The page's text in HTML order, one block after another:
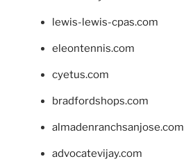
lewis-lewis-cpas.com
eleontennis.com
cyetus.com
bradfordshops.com
almadenranchsanjose.com
advocatevijay.com